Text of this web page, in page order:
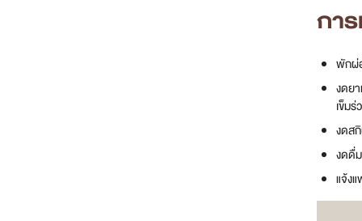
กา
พักผ่
งดย
เข็ม
งดส
งดดื่
แจ้ง